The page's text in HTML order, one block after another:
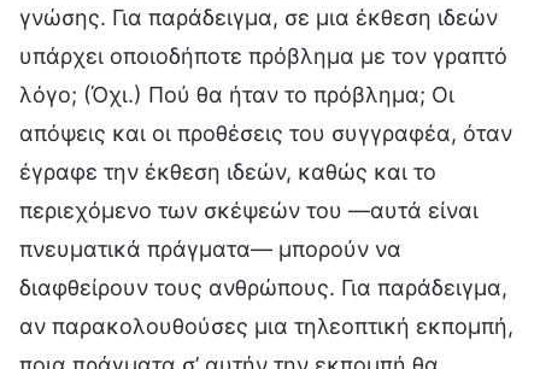
γνώσης. Για παράδειγμα, σε μια έκθεση ιδεών
υπάρχει οποιοδήποτε πρόβλημα με τον γραπτό
λόγο; (Όχι.) Πού θα ήταν το πρόβλημα; Οι
απόψεις και οι προθέσεις του συγγραφέα, όταν
έγραφε την έκθεση ιδεών, καθώς και το
περιεχόμενο των σκέψεών του —αυτά είναι
πνευματικά πράγματα— μπορούν να
διαφθείρουν τους ανθρώπους. Για παράδειγμα,
αν παρακολουθούσες μια τηλεοπτική εκπομπή,